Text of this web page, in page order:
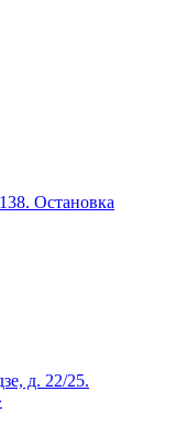
Остановка
д. 22/25.